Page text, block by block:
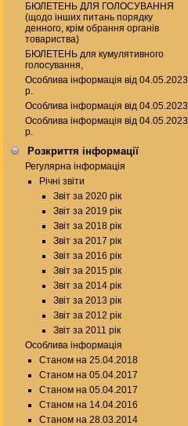
БЮЛЕТЕНЬ ДЛЯ ГОЛОСУВАННЯ
(щодо інших питань порядку
денного, крім обрання органів
товариства)
БЮЛЕТЕНЬ для кумулятивного
голосування,
Особлива інформація від 04.05.2023
р.
Особлива інформація від 04.05.2023
Особлива інформація від 04.05.2023
р.
Розкриття інформації
Регулярна інформація
Річні звіти
Звіт за 2020 рік
Звіт за 2019 рік
Звіт за 2018 рік
Звіт за 2017 рік
Звіт за 2016 рік
Звіт за 2015 рік
Звіт за 2014 рік
Звіт за 2013 рік
Звіт за 2012 рік
Звіт за 2011 рік
Особлива інформація
Станом на 25.04.2018
Станом на 05.04.2017
Станом на 05.04.2017
Станом на 14.04.2016
Станом на 28.03.2014